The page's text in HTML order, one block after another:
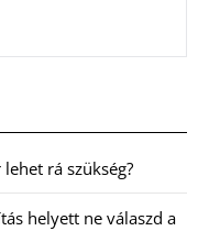
rá szükség?
helyett ne válaszd a